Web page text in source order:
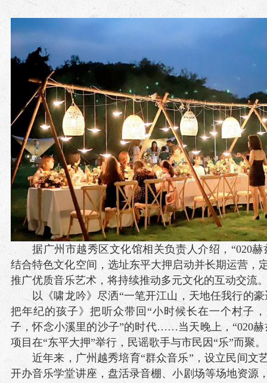
据广州市越秀区文化馆相关负责人介绍，“020赫
结合特色文化空间，选址东平大押启动并长期运营，
推广优质音乐艺术，将持续推动多元文化的互动交流
以《啸龙吟》尽洒“一笔开江山，天地任我行的豪
把年纪的孩子》把听众带回“小时候长在一个村子
子，怀念小溪里的沙子”的时代……当天晚上，“020赫
项目在“东平大押”举行，民谣歌手与市民因“乐”而聚。
近年来，广州越秀培育“群众音乐”，设立民间文
开办音乐学堂讲座，盘活录音棚、小剧场等场地资源